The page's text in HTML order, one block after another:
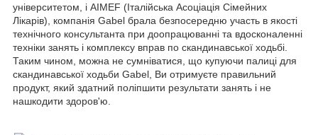
університетом, і AIMEF (Італійська Асоціація Сімейних
Лікарів), компанія Gabel брала безпосередню участь в якості
технічного консультанта при доопрацюванні та вдосконаленні
техніки занять і комплексу вправ по скандинавської ходьбі.
Таким чином, можна не сумніватися, що купуючи палиці для
скандинавської ходьби Gabel, Ви отримуєте правильний
продукт, який здатний поліпшити результати занять і не
нашкодити здоров'ю.